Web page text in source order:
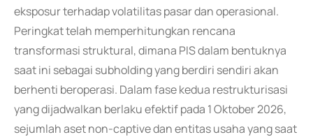
eksposur terhadap volatilitas pasar dan operasional.
Peringkat telah memperhitungkan rencana
transformasi struktural, dimana PIS dalam bentuknya
saat ini sebagai subholding yang berdiri sendiri akan
berhenti beroperasi. Dalam fase kedua restrukturisasi
yang dijadwalkan berlaku efektif pada 1 Oktober 2026,
sejumlah aset non-captive dan entitas usaha yang saat